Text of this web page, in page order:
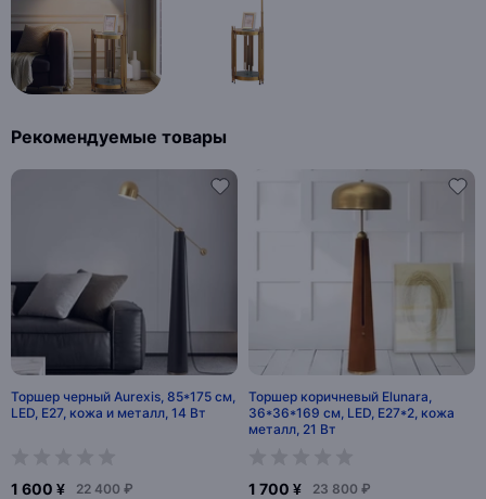
Рекомендуемые товары
Торшер черный Aurexis, 85*175 см,
LED, Е27, кожа и металл, 14 Вт
1 600 ¥ 22 400 ₽
Торшер коричневый Elunara,
36*36*169 см, LED, Е27*2, кожа
металл, 21 Вт
1 700 ¥ 23 800 ₽